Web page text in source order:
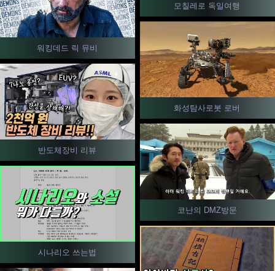
모칠레로 독일여행
워킹데드 릭 뮤비
화성탐사로봇 로버
반도체장비 리뷰
코난의 DMZ방문
시나리오 쓰는법